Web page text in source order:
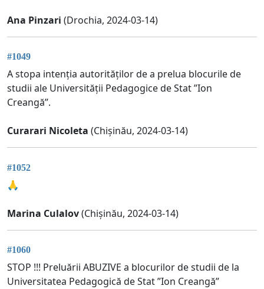
Ana Pinzari (Drochia, 2024-03-14)
#1049
A stopa intenția autorităților de a prelua blocurile de
studii ale Universității Pedagogice de Stat ”Ion
Creangă”.
Curarari Nicoleta (Chișinău, 2024-03-14)
#1052
🙏
Marina Culalov(Chișinău, 2024-03-14)
#1060
STOP !!! Preluării ABUZIVE a blocurilor de studii de la
Universitatea Pedagogică de Stat ”Ion Creangă”